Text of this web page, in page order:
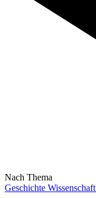
Nach Thema
Geschichte Wissenschaft